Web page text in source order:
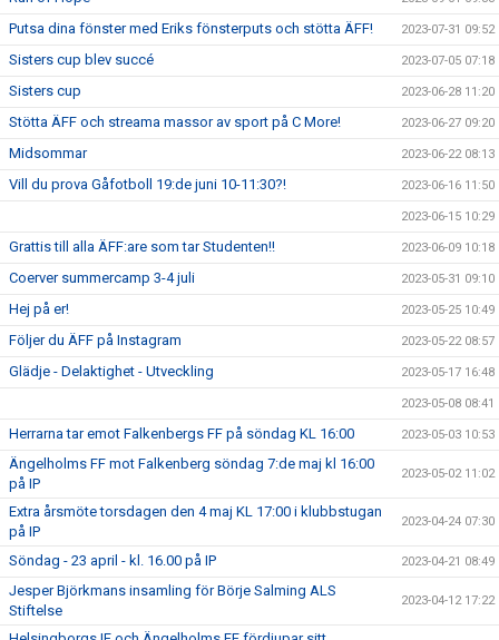
Putsa dina fönster med Eriks fönsterputs och stötta ÄFF! 2023-07-31 09:52
Sisters cup blev succé 2023-07-05 07:18
Sisters cup 2023-06-28 11:20
Stötta ÄFF och streama massor av sport på C More! 2023-06-27 09:20
Midsommar 2023-06-22 08:13
Vill du prova Gåfotboll 19:de juni 10-11:30?! 2023-06-16 11:50
2023-06-15 10:29
Grattis till alla ÄFF:are som tar Studenten!! 2023-06-09 10:18
Coerver summercamp 3-4 juli 2023-05-31 09:10
Hej på er! 2023-05-25 10:49
Följer du ÄFF på Instagram 2023-05-22 08:57
Glädje - Delaktighet - Utveckling 2023-05-17 16:48
2023-05-08 08:41
Herrarna tar emot Falkenbergs FF på söndag KL 16:00 2023-05-03 10:53
Ängelholms FF mot Falkenberg söndag 7:de maj kl 16:00
på IP
2023-05-02 11:02
Extra årsmöte torsdagen den 4 maj KL 17:00 i klubbstugan
på IP
2023-04-24 07:30
Söndag - 23 april - kl. 16.00 på IP 2023-04-21 08:49
Jesper Björkmans insamling för Börje Salming ALS
Stiftelse
2023-04-12 17:22